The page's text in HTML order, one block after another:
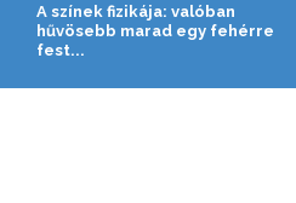
A színek fizikája: valóban
hűvösebb marad egy fehérre
fest...